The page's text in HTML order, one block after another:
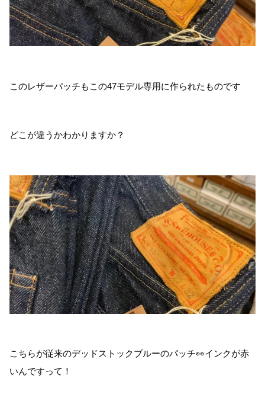
このレザーパッチもこの47モデル専用に作られたものです
どこが違うかわかりますか？
こちらが従来のデッドストックブルーのパッチ👀インクが赤
いんですって！